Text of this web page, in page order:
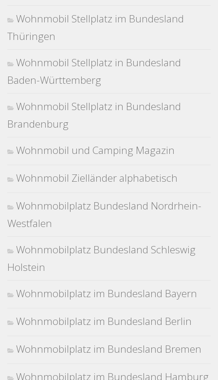
Wohnmobil Stellplatz im Bundesland
Thüringen
Wohnmobil Stellplatz in Bundesland
Baden-Württemberg
Wohnmobil Stellplatz in Bundesland
Brandenburg
Wohnmobil und Camping Magazin
Wohnmobil Zielländer alphabetisch
Wohnmobilplatz Bundesland Nordrhein-
Westfalen
Wohnmobilplatz Bundesland Schleswig
Holstein
Wohnmobilplatz im Bundesland Bayern
Wohnmobilplatz im Bundesland Berlin
Wohnmobilplatz im Bundesland Bremen
Wohnmobilplatz im Bundesland Hamburg